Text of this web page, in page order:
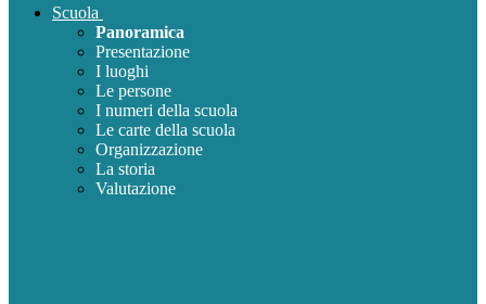
Scuola
Panoramica
Presentazione
I luoghi
Le persone
I numeri della scuola
Le carte della scuola
Organizzazione
La storia
Valutazione